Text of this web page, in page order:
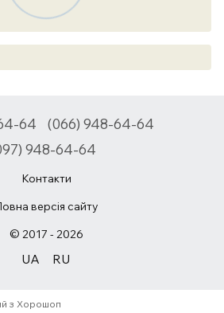
64
(066) 948-64-64
948-64-64
Контакти
версія сайту
© 2017 - 2026
UA RU
з Хорошоп